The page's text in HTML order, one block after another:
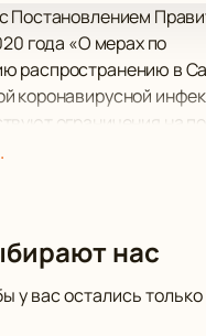
Постановлением
года «О мерах по
распространению в
коронавирусной
ограничения на
Просим вас при
Восток —
нас
у вас остались